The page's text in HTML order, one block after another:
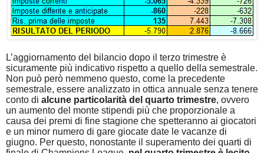
L’aggiornamento del bilancio dopo il terzo trimestre è
sicuramente più indicativo rispetto a quello della semestrale.
Non può però nemmeno questo, come la precedente
semestrale, essere analizzato in ottica annuale senza tenere
conto di alcune particolarità del quarto trimestre, ovvero
un aumento del monte stipendi più che proporzionale a
causa dei premi di fine stagione che spetteranno ai giocatori
e un minor numero di gare giocate date le vacanze di
giugno. Per questo, nonostante il superamento dei quarti di